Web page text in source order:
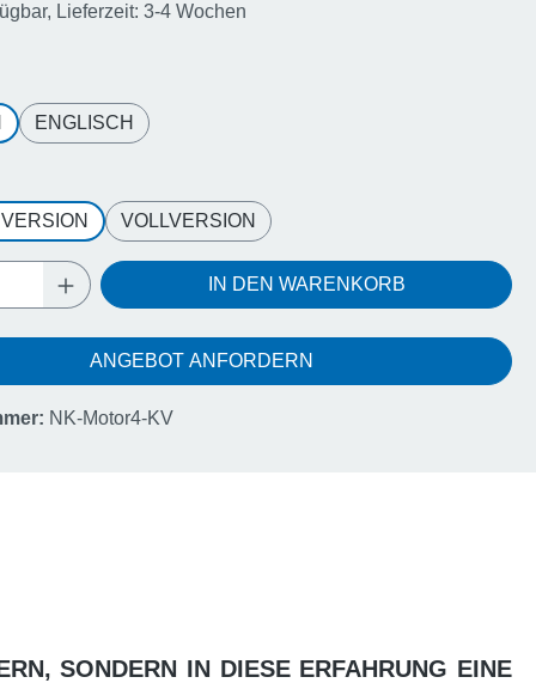
Lieferzeit: 3-4 Wochen
ENGLISCH
VOLLVERSION
Gib den gewünschten Wert ein
IN DEN WARENKORB
ANGEBOT ANFORDERN
NK-Motor4-KV
SONDERN IN DIESE ERFAHRUNG EINE